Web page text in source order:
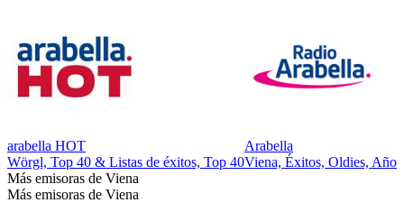
arabella HOT
Wörgl, Top 40 & Listas de éxitos, Top 40
Arabella
Viena, Éxitos, Oldies,
Más emisoras de Viena
Más emisoras de Viena